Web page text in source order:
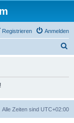
Anmelden
Registrieren
Alle Zeiten sind UTC+02:00